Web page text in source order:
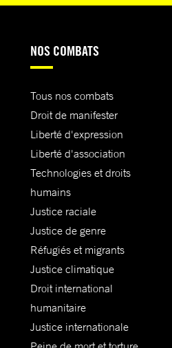
NOS COMBATS
Tous nos combats
Droit de manifester
Liberté d'expression
Liberté d'association
Technologies et droits
humains
Justice raciale
Justice de genre
Réfugiés et migrants
Justice climatique
Droit international
humanitaire
Justice internationale